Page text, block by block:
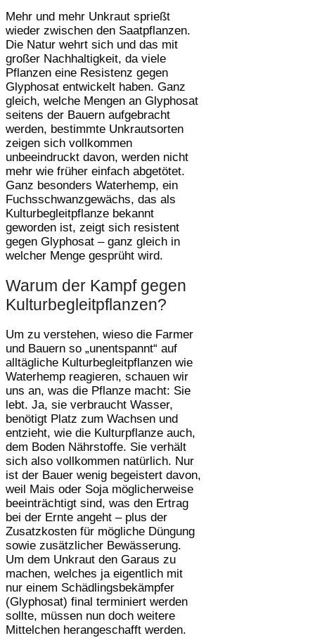
Mehr und mehr Unkraut sprießt
wieder zwischen den Saatpflanzen.
Die Natur wehrt sich und das mit
großer Nachhaltigkeit, da viele
Pflanzen eine Resistenz gegen
Glyphosat entwickelt haben. Ganz
gleich, welche Mengen an Glyphosat
seitens der Bauern aufgebracht
werden, bestimmte Unkrautsorten
zeigen sich vollkommen
unbeeindruckt davon, werden nicht
mehr wie früher einfach abgetötet.
Ganz besonders Waterhemp, ein
Fuchsschwanzgewächs, das als
Kulturbegleitpflanze bekannt
geworden ist, zeigt sich resistent
gegen Glyphosat – ganz gleich in
welcher Menge gesprüht wird.
Warum der Kampf gegen
Kulturbegleitpflanzen?
Um zu verstehen, wieso die Farmer
und Bauern so „unentspannt“ auf
alltägliche Kulturbegleitpflanzen wie
Waterhemp reagieren, schauen wir
uns an, was die Pflanze macht: Sie
lebt. Ja, sie verbraucht Wasser,
benötigt Platz zum Wachsen und
entzieht, wie die Kulturpflanze auch,
dem Boden Nährstoffe. Sie verhält
sich also vollkommen natürlich. Nur
ist der Bauer wenig begeistert davon,
weil Mais oder Soja möglicherweise
beeinträchtigt sind, was den Ertrag
bei der Ernte angeht – plus der
Zusatzkosten für mögliche Düngung
sowie zusätzlicher Bewässerung.
Um dem Unkraut den Garaus zu
machen, welches ja eigentlich mit
nur einem Schädlingsbekämpfer
(Glyphosat) final terminiert werden
sollte, müssen nun doch weitere
Mittelchen herangeschafft werden.